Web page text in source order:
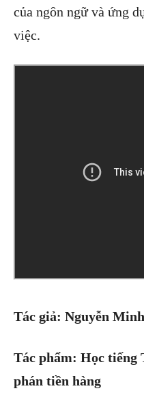
của ngôn ngữ và ứng
việc.
Tác giả: Nguyễn
Tác phẩm: Học tiếng
phán tiền hàng